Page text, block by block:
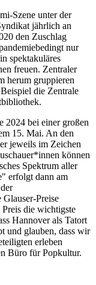
Szene unter der
jährlich an
den Zuschlag
nur
spektakuläres
freuen. Zentraler
herum gruppieren
die Zentrale
2024 bei einer großen
15. Mai. An den
jeweils im Zeichen
können
Spektrum aller
erfolgt dann am
Preise
die wichtigste
Hannover als Tatort
und glauben, dass wir
erleben
Büro für Popkultur.